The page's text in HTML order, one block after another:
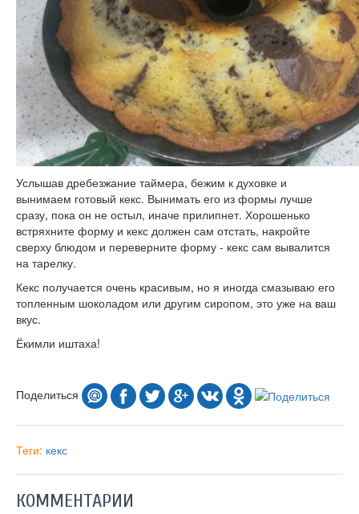
Услышав дребезжание таймера, бежим к духовке и
вынимаем готовый кекс. Вынимать его из формы лучше
сразу, пока он не остыл, иначе прилипнет. Хорошенько
встряхните форму и кекс должен сам отстать, накройте
сверху блюдом и переверните форму - кекс сам вывалится
на тарелку.
Кекс получается очень красивым, но я иногда смазываю его
топленным шоколадом или другим сиропом, это уже на ваш
вкус.
Ёкимли иштаха!
Поделиться
Теги: кекс
КОММЕНТАРИИ